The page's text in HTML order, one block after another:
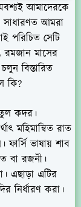
আমাদেরকে
সাধারণত আমরা
পরিচিত সেটি
মাসের
বিস্তারিত
কি?
কদর।
মহিমান্বিত রাত
ভাষায় শাব
বা রজনী।
এছাড়া এটির
নির্ধারণ করা।